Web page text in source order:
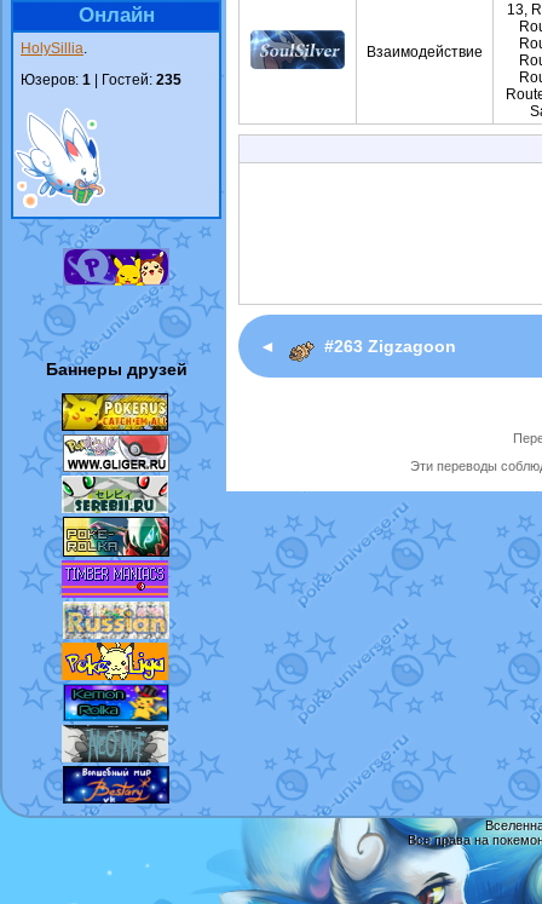
Онлайн
HolySillia.
Юзеров: 1 | Гостей: 235
Баннеры друзей
Взаимодействие
13,
◄ #263 Zigzagoon
Эти переводы
Все права на